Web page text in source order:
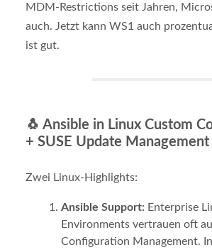
MDM-Restrictions seit Jahren,
auch. Jetzt kann WS1 auch
ist gut.
🐧 Ansible in Linux Custom
+ SUSE Update Management
Zwei Linux-Highlights:
Ansible Support: Enterprise
Environments vertrauen oft
Configuration Management.